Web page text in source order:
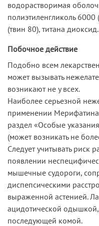
водорастворимая
полиэтиленгликоль
(твин 80), титана диоксид.
Побочное действие
Подобно всем
может вызывать
возникают не у всех.
Наиболее серьезной
применении Мерифатина
раздел «Особые
(может возникать не
Следует учитывать риск
появлении
мышечные судороги,
диспепсическими
выраженной астенией.
ацидотической
последующей комой.